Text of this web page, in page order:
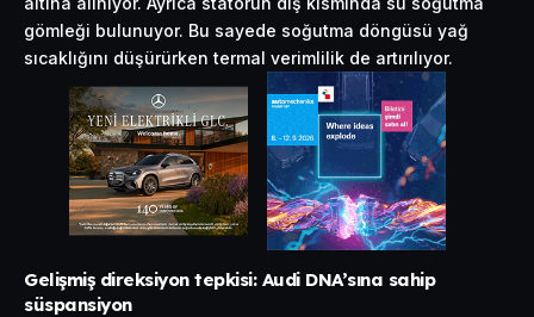
gömleği bulunuyor. Bu sayede soğutma döngüsü yağ
sıcaklığını düşürürken termal verimlilik de artırılıyor.
Gelişmiş direksiyon tepkisi: Audi DNA’sına sahip
süspansiyon